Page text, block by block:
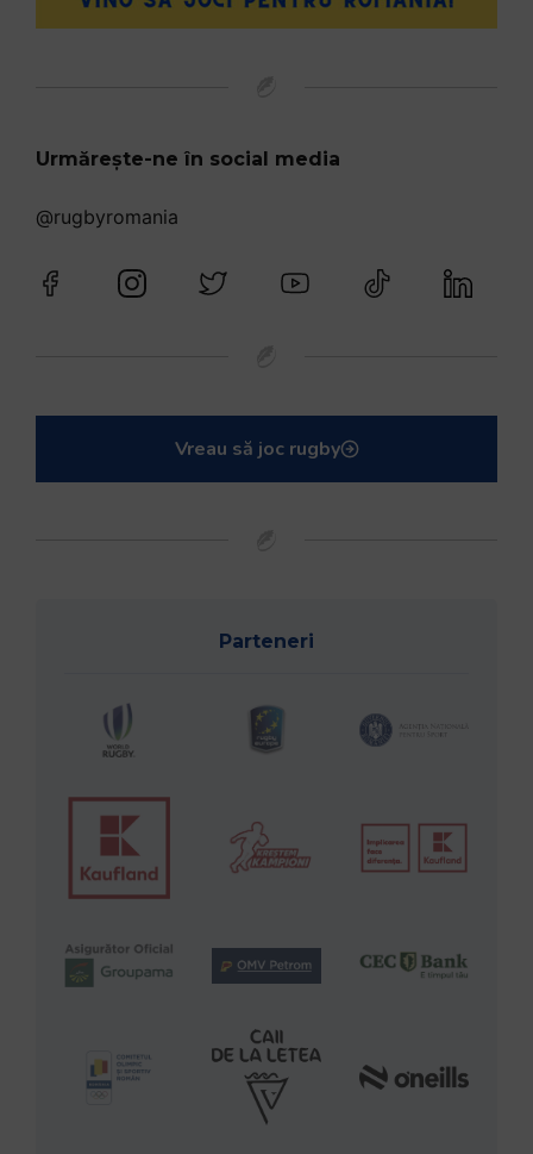
Urmărește-ne în social media
@rugbyromania
Vreau să joc rugby
Parteneri